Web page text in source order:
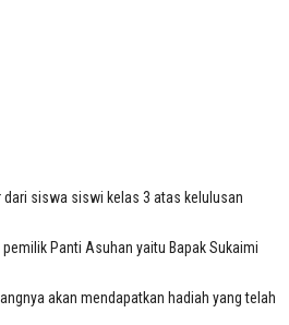
dari siswa siswi kelas 3 atas kelulusan
Panti Asuhan yaitu Bapak Sukaimi
akan mendapatkan hadiah yang telah